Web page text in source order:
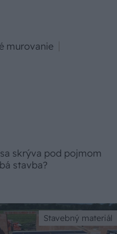
murovanie
skrýva pod pojmom
stavba?
Stavebný materiál